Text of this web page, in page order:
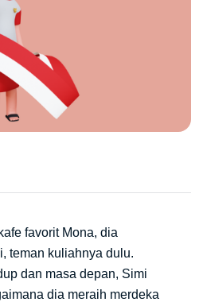
favorit Mona, dia
teman kuliahnya dulu.
dan masa depan, Simi
dia meraih merdeka